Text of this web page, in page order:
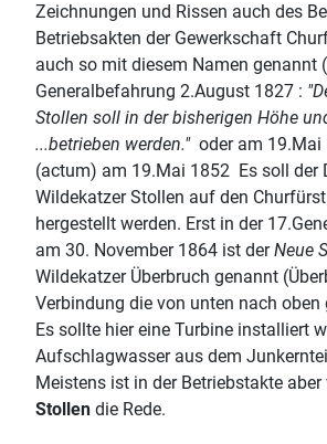
Zeichnungen und Rissen auch des
Betriebsakten der Gewerkschaft
auch so mit diesem Namen genannt
Generalbefahrung 2.August 1827 :
Stollen soll in der bisherigen Höhe
...betrieben werden."oder am 19.Mai
(actum) am 19.Mai 1852 Es soll der
Wildekatzer Stollen auf den
hergestellt werden. Erst in der
am 30. November 1864 ist derNeue
Wildekatzer Überbruch genannt
Verbindung die von unten nach oben
Es sollte hier eine Turbine installiert
Aufschlagwasser aus dem
Meistens ist in der Betriebstakte aber
Stollen die Rede.